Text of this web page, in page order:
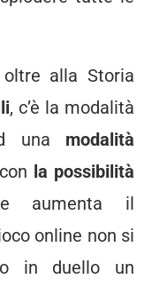
alla Storia
, c’è la modalità
una modalità
la possibilità
aumenta il
online non si
in duello un